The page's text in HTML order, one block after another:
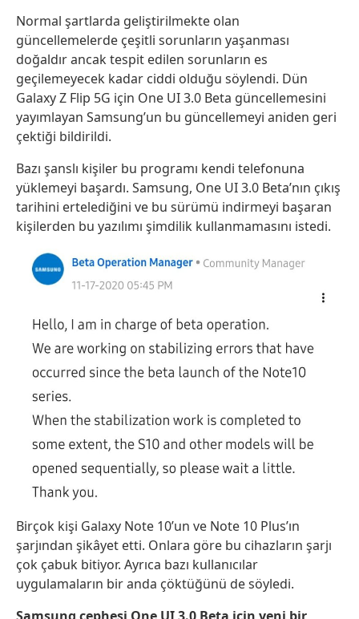
Normal şartlarda geliştirilmekte olan
güncellemelerde çeşitli sorunların yaşanması
doğaldır ancak tespit edilen sorunların es
geçilemeyecek kadar ciddi olduğu söylendi. Dün
Galaxy Z Flip 5G için One UI 3.0 Beta güncellemesini
yayımlayan Samsung’un bu güncellemeyi aniden geri
çektiği bildirildi.
Bazı şanslı kişiler bu programı kendi telefonuna
yüklemeyi başardı. Samsung, One UI 3.0 Beta’nın çıkış
tarihini ertelediğini ve bu sürümü indirmeyi başaran
kişilerden bu yazılımı şimdilik kullanmamasını istedi.
Birçok kişi Galaxy Note 10’un ve Note 10 Plus’ın
şarjından şikâyet etti. Onlara göre bu cihazların şarjı
çok çabuk bitiyor. Ayrıca bazı kullanıcılar
uygulamaların bir anda çöktüğünü de söyledi.